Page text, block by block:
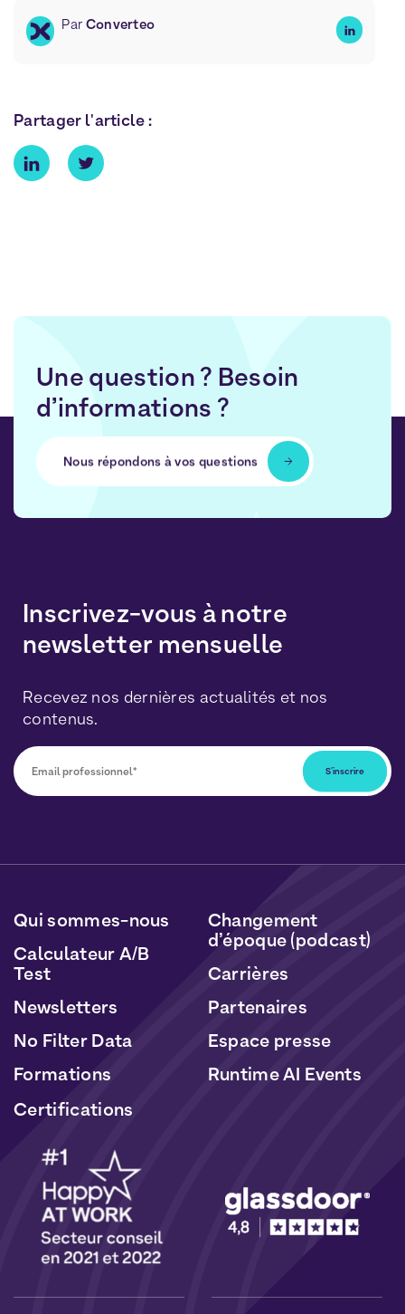
Par Converteo
Partager l'article :
Une question ? Besoin
d’informations ?
Nous répondons à vos questions
Inscrivez-vous à notre
newsletter mensuelle
Recevez nos dernières actualités et nos
contenus.
données seront traitées conformément à notre
et deCookies
Qui sommes-nous
Calculateur A/B
Test
Newsletters
No Filter Data
Formations
Changement
d’époque (podcast)
Carrières
Partenaires
Espace presse
Runtime AI Events
Certifications